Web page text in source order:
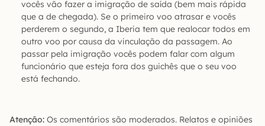
vocês vão fazer a imigração de saída (bem mais rápida
que a de chegada). Se o primeiro voo atrasar e vocês
perderem o segundo, a Iberia tem que realocar todos em
outro voo por causa da vinculação da passagem. Ao
passar pela imigração vocês podem falar com algum
funcionário que esteja fora dos guichês que o seu voo
está fechando.
Atenção: Os comentários são moderados. Relatos e opiniões